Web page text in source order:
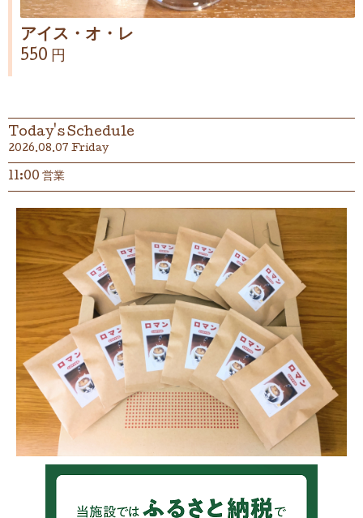
アイス・オ・レ
550 円
Today's Schedule
2026.08.07 Friday
11:00 営業